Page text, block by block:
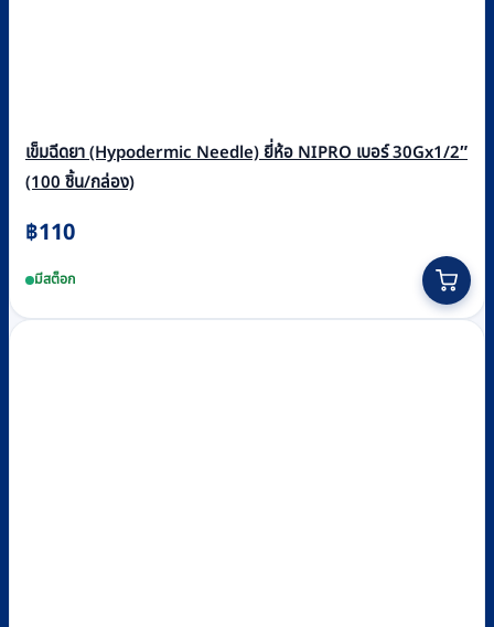
เข็มฉีดยา (Hypodermic Needle) ยี่ห้อ NIPRO เบอร์ 30Gx1/2″
(100 ชิ้น/กล่อง)
฿110
มีสต็อก